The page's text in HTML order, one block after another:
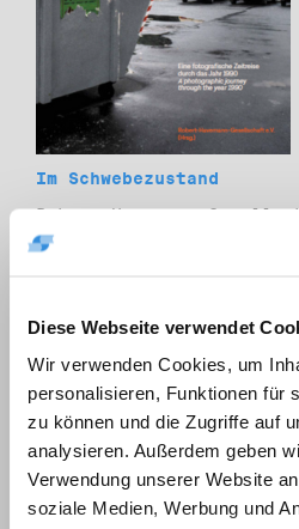
Diese Webseite verwendet
Wir verwenden Cookies, um
personalisieren, Funktionen für
zu können und die Zugriffe auf
analysieren. Außerdem geben
Verwendung unserer Website
soziale Medien, Werbung und
Im Schwebezustand
Robert-Havemann-
ISBN 978-3-912140-00-2